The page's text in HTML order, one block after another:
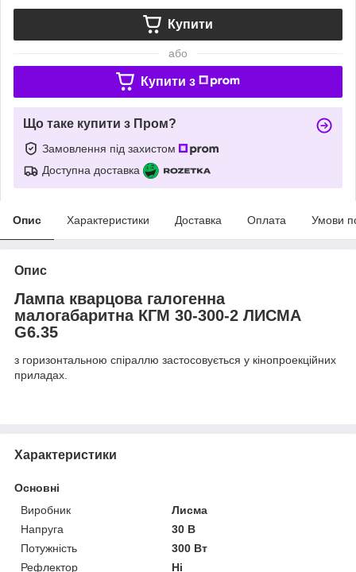
Купити
або
Купити з
Що таке купити з Пром?
Замовлення під захистом
Доступна доставка
Опис Характеристики Доставка Оплата Умови
Опис
Лампа кварцова галогенна
малогабаритна КГМ 30-300-2 ЛИСМА
G6.35
з горизонтальною спіраллю застосовується у кінопроекційних
приладах.
Характеристики
Основні
Виробник
Лисма
Напруга
30 В
Потужність
300 Вт
Рефлектор
Ні